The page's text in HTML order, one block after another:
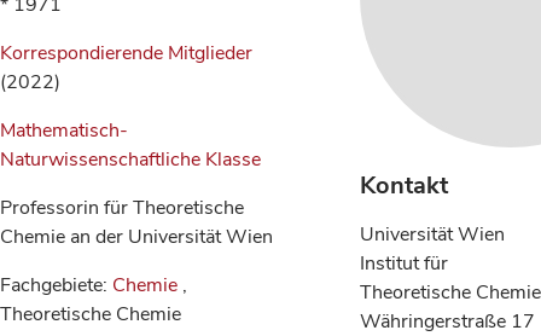
Korrespondierende Mitglieder
(2022)
Mathematisch-
Naturwissenschaftliche Klasse
Professorin für Theoretische
Chemie an der Universität Wien
Fachgebiete: Chemie ,
Theoretische Chemie
Kontakt
Universität Wien
Institut für
Theoretische Chemie
Währingerstraße 17